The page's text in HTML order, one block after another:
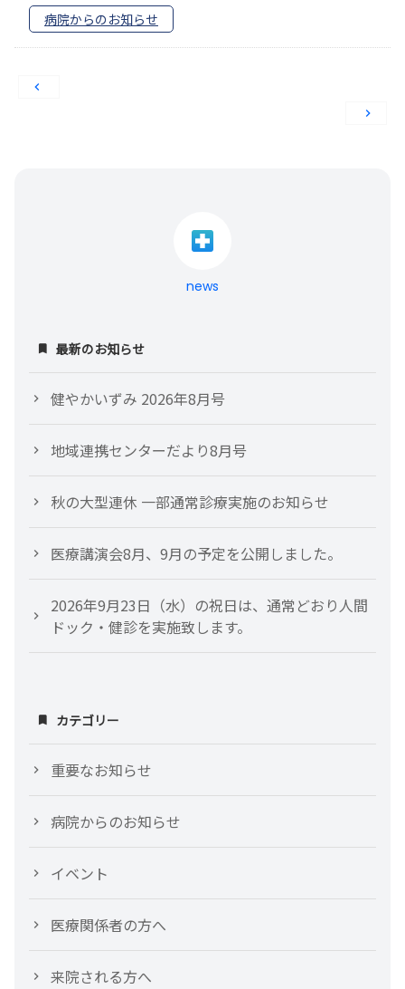
病院からのお知らせ
投
ョ
ン
news
最新のお知らせ
健やかいずみ 2026年8月号
地域連携センターだより8月号
秋の大型連休 一部通常診療実施のお知らせ
医療講演会8月、9月の予定を公開しました。
2026年9月23日（水）の祝日は、通常どおり人間
ドック・健診を実施致します。
カテゴリー
重要なお知らせ
病院からのお知らせ
イベント
医療関係者の方へ
来院される方へ